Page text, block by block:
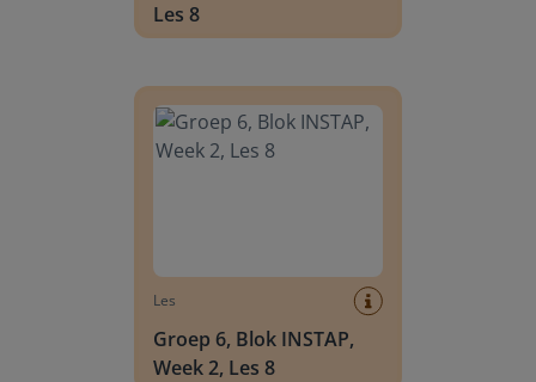
Les 8
Les
Groep 6, Blok INSTAP,
Week 2, Les 8